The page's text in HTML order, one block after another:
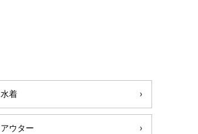
水着
アウター